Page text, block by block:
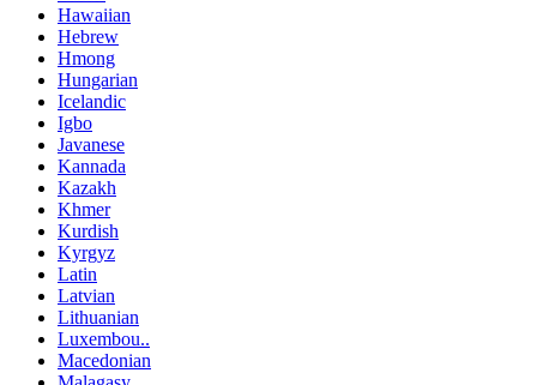
Hawaiian
Hebrew
Hmong
Hungarian
Icelandic
Igbo
Javanese
Kannada
Kazakh
Khmer
Kurdish
Kyrgyz
Latin
Latvian
Lithuanian
Luxembou..
Macedonian